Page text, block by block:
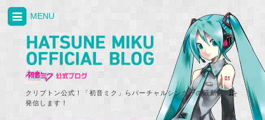
クリプトン公式！「初音ミク」らバーチャルシンガーの最新情報を
発信します！
MENU